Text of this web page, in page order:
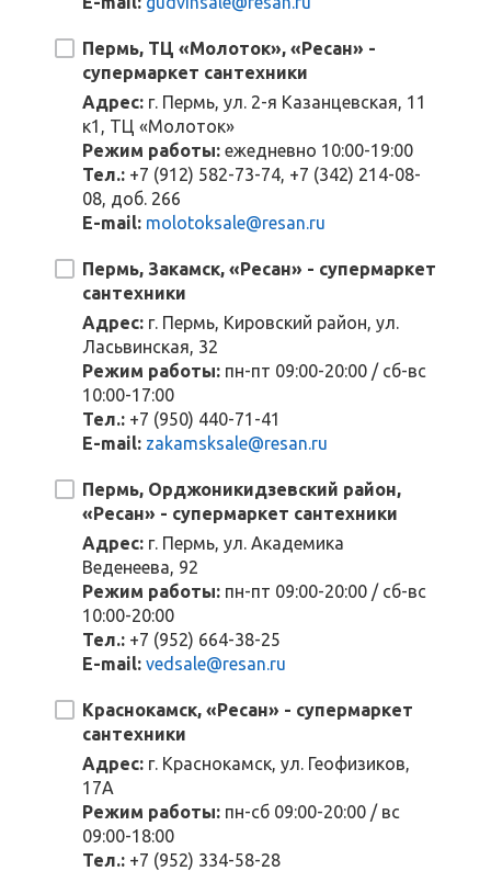
Пермь, ТЦ «Молоток», «Ресан» -
супермаркет сантехники
Адрес: г. Пермь, ул. 2-я Казанцевская, 11
к1, ТЦ «Молоток»
Режим работы: ежедневно 10:00-19:00
Тел.: +7 (912) 582-73-74, +7 (342) 214-08-
08, доб. 266
E-mail: molotoksale@resan.ru
Пермь, Закамск, «Ресан» - супермаркет
сантехники
Адрес: г. Пермь, Кировский район, ул.
Ласьвинская, 32
Режим работы: пн-пт 09:00-20:00 / сб-вс
10:00-17:00
Тел.: +7 (950) 440-71-41
E-mail: zakamsksale@resan.ru
Пермь, Орджоникидзевский район,
«Ресан» - супермаркет сантехники
Адрес: г. Пермь, ул. Академика
Веденеева, 92
Режим работы: пн-пт 09:00-20:00 / сб-вс
10:00-20:00
Тел.: +7 (952) 664-38-25
E-mail: vedsale@resan.ru
Краснокамск, «Ресан» - супермаркет
сантехники
Адрес: г. Краснокамск, ул. Геофизиков,
17А
Режим работы: пн-сб 09:00-20:00 / вс
09:00-18:00
Тел.: +7 (952) 334-58-28